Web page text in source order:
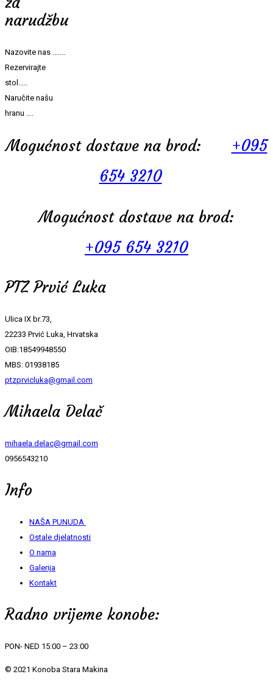
narudžbu
Nazovite nas .......
Rezervirajte
stol.....
Naručite našu
hranu ....
Mogućnost dostave na brod:
+095
654 3210
Mogućnost dostave na brod:
+095 654 3210
PTZ Prvić Luka
Ulica IX br.73,
22233 Prvić Luka, Hrvatska
OIB:18549948550
MBS: 01938185
ptzprvicluka@gmail.com
Mihaela Delač
mihaela.delac@gmail.com
0956543210
Info
NAŠA PUNUDA
Ostale djelatnosti
O nama
Galerija
Kontakt
Radno vrijeme konobe:
PON- NED 15:00 – 23:00
© 2021 Konoba Stara Makina